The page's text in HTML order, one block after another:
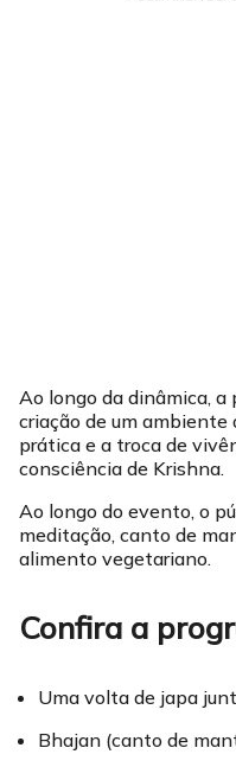
Ao longo da dinâmica,
criação de um
prática e a troca de
consciência de Krishna.
Ao longo do evento, o
meditação, canto de
alimento vegetariano.
Confira a
Uma volta de japa
Bhajan (canto de